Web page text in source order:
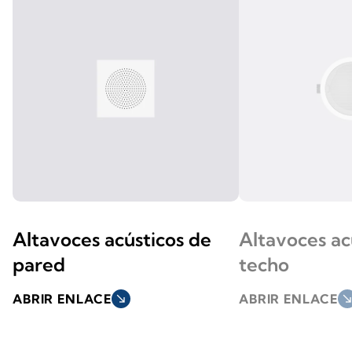
Altavoces acústicos de
pared
ABRIR ENLACE south_east
Altavoces
techo
ABRIR ENLACE